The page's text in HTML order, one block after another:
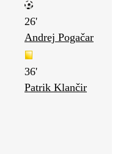
26'
Andrej Pogačar
36'
Patrik Klančir